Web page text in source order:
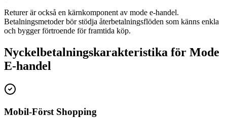
Returer är också en kärnkomponent av mode e-handel.
Betalningsmetoder bör stödja återbetalningsflöden som känns enkla
och bygger förtroende för framtida köp.
Nyckelbetalningskarakteristika för Mode
E-handel
Mobil-Först Shopping